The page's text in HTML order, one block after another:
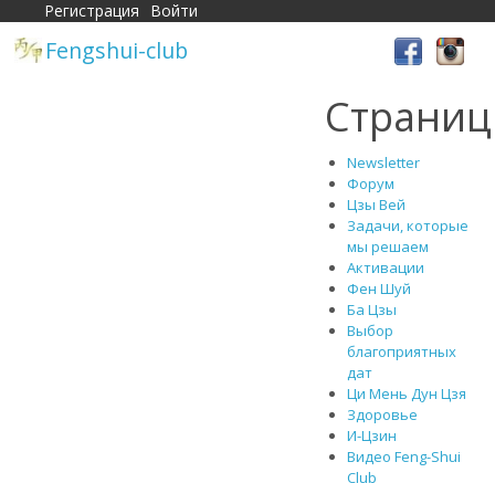
Fengshui-club
Newsletter
Форум
Цзы Вей
Задачи, которые
мы решаем
Активации
Фен Шуй
Ба Цзы
Выбор
благоприятных
дат
Ци Мень Дун Цзя
Здоровье
И-Цзин
Видео Feng-Shui
Club
Регистрация Войти